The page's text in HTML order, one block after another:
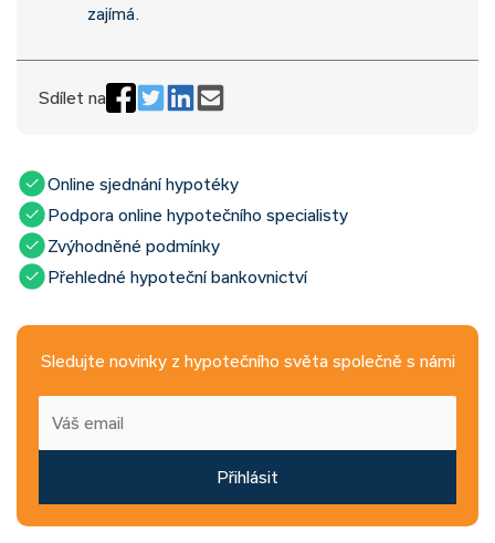
zajímá.
Sdílet na
Online sjednání hypotéky
Podpora online hypotečního specialisty
Zvýhodněné podmínky
Přehledné hypoteční bankovnictví
Sledujte novinky z hypotečního světa společně s námi
Přihlásit